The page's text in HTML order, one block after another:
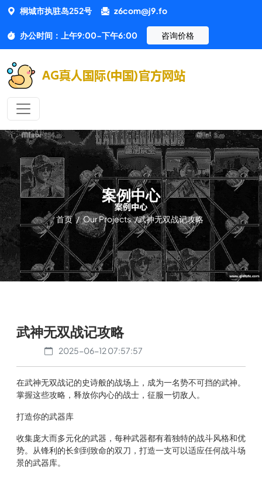
桐城市执驻岛252号 z6com@j9.fo
办公时间：上午9:00-下午6:00 咨询价格
案例中心
首页 / Our Projects /武神无双战记攻略
武神无双战记攻略
2025-06-12 07:57:57
在武神无双战记的史诗般的战场上，成为一名势不可挡的武神。
掌握这些攻略，释放你内心的战士，征服一切敌人。
打造你的武器库
收集庞大而多元化的武器，每种武器都有着独特的战斗风格和优
势。从锋利的长剑到致命的双刀，打造一支可以适应任何战斗场
景的武器库。